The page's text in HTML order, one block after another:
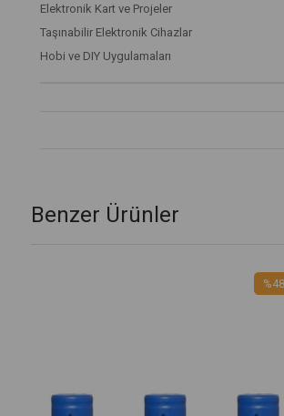
Elektronik Kart ve Projeler
Taşınabilir Elektronik Cihazlar
Hobi ve DIY Uygulamaları
Benzer Ürünler